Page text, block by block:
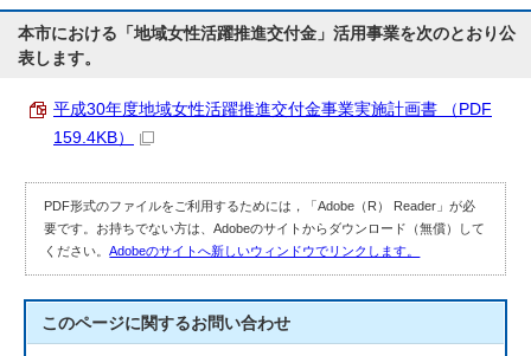
本市における「地域女性活躍推進交付金」活用事業を次のとおり公
表します。
平成30年度地域女性活躍推進交付金事業実施計画書 （PDF
159.4KB）
PDF形式のファイルをご利用するためには，「Adobe（R） Reader」が必
要です。お持ちでない方は、Adobeのサイトからダウンロード（無償）して
ください。Adobeのサイトへ新しいウィンドウでリンクします。
このページに関するお問い合わせ